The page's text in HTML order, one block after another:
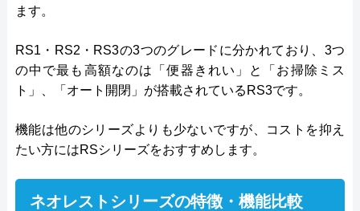
ます。
RS1・RS2・RS3の3つのグレードに分かれており、3つ
の中で最も高額なのは「便器きれい」と「お掃除ミス
ト」、「オート開閉」が搭載されているRS3です。
機能は他のシリーズよりも少ないですが、コストを抑え
たい方にはRSシリーズをおすすめします。
ネオレストシリーズの特徴・機能比較